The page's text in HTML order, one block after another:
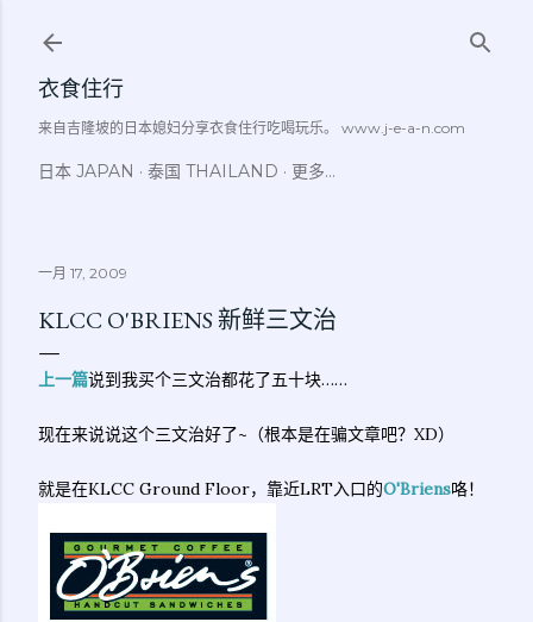
衣食住行
来自吉隆坡的日本媳妇分享衣食住行吃喝玩乐。 www.j-e-a-n.com
日本 JAPAN 泰国 THAILAND 更多…
一月 17, 2009
KLCC O'BRIENS 新鲜三文治
上一篇说到我买个三文治都花了五十块……
现在来说说这个三文治好了~（根本是在骗文章吧？XD）
就是在KLCC Ground Floor，靠近LRT入口的O'Briens咯！